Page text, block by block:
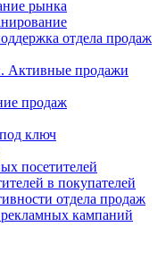
рынка
отдела продаж
Активные продажи
продаж
ключ
посетителей
в покупателей
отдела продаж
кампаний